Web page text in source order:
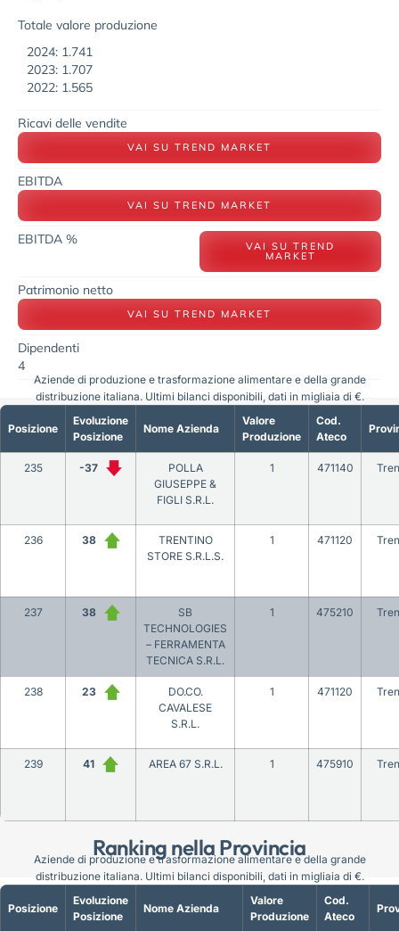
Totale valore produzione
2024: 1.741
2023: 1.707
2022: 1.565
Ricavi delle vendite
VAI SU TREND MARKET
EBITDA
VAI SU TREND MARKET
EBITDA % VAI SU TREND
MARKET
Patrimonio netto
VAI SU TREND MARKET
Dipendenti
4
Ranking nella Provincia
Posizione
Evoluzione
Posizione
Nome Azienda
Valore
Produzione
Cod.
Ateco
235 -37
POLLA
GIUSEPPE &
FIGLI S.R.L.
1 471140
236 38
TRENTINO
STORE S.R.L.S.
1 471120
237 38
SB
TECHNOLOGIES
– FERRAMENTA
TECNICA S.R.L.
1 475210
238 23
DO.CO.
CAVALESE
S.R.L.
1 471120
239 41 AREA 67 S.R.L. 1 475910
Aziende di produzione e trasformazione alimentare e della grande
distribuzione italiana. Ultimi bilanci disponibili, dati in migliaia di €.
Posizione
Evoluzione
Posizione
Nome Azienda
Valore
Produzione
Cod.
Ateco
Aziende di produzione e trasformazione alimentare e della grande
distribuzione italiana. Ultimi bilanci disponibili, dati in migliaia di €.